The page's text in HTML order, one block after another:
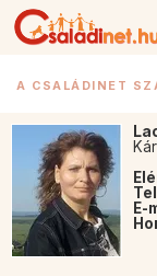
A CSALÁDINET
E-